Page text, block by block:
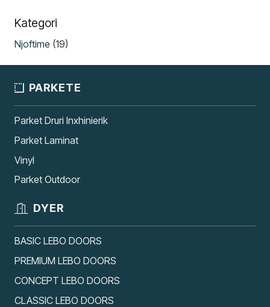
Kategori
Njoftime (19)
PARKETE
Parket Druri Inxhinierik
Parket Laminat
Vinyl
Parket Outdoor
DYER
BASIC LEBO DOORS
PREMIUM LEBO DOORS
CONCEPT LEBO DOORS
CLASSIC LEBO DOORS